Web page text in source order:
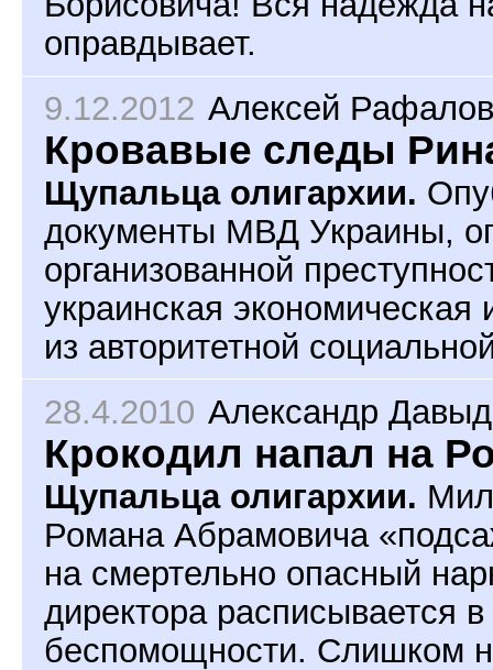
оправдывает.
9.12.2012 Алексей
Кровавые следы
Щупальца олигархии.
документы МВД Украины,
организованной
украинская
из авторитетной
28.4.2010 Александр
Крокодил напал на
Щупальца олигархии.
Романа Абрамовича
на смертельно опасный
директора расписывается
беспомощности. Слишком